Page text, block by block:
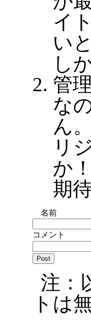
イ
い
し
管
な
ん
リ
か
期
名前
コメント
注：
トは